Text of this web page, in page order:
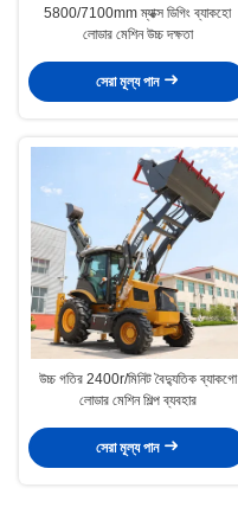
5800/7100mm ম্যাক্স ডিগিং ব্যাকহো
লোডার মেশিন উচ্চ দক্ষতা
সেরা মূল্য পান
উচ্চ গতির 2400r/মিনিট বৈদ্যুতিক ব্যাকগো
লোডার মেশিন শিল্প ব্যবহার
সেরা মূল্য পান